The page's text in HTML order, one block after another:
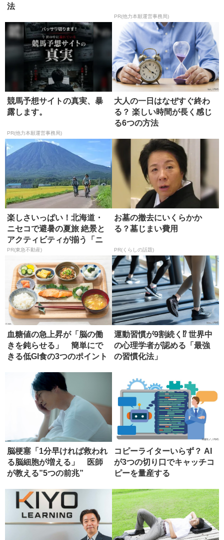
法
PR(他力本願運営事務局)
競馬予想サイトの真実、暴
露します。
PR(他力本願運営事務局)
大人の一日はなぜすぐ終わ
る？ 楽しい時間が長く感じ
る6つの方法
楽しさいっぱい！北海道・
ニセコで避暑の夏旅 絶景と
アクティビティが揃う「ニ
セコ東...
PR(東急不動産)
お墓の撤去にいくらかか
る？墓じまい費用
PR(くらしの話題)
血糖値の急上昇が「脳の働
きを鈍らせる」 簡単にで
きる低GI食の3つのポイント
運動習慣が9割続く⁉ 世界中
の心理学者が認める「最強
の習慣化法」
脳梗塞「1分早ければ救われ
る脳細胞が増える」 医師
が教える”5つの前兆”
コピーライターいらず？ AI
が3つの切り口でキャッチコ
ピーを量産する